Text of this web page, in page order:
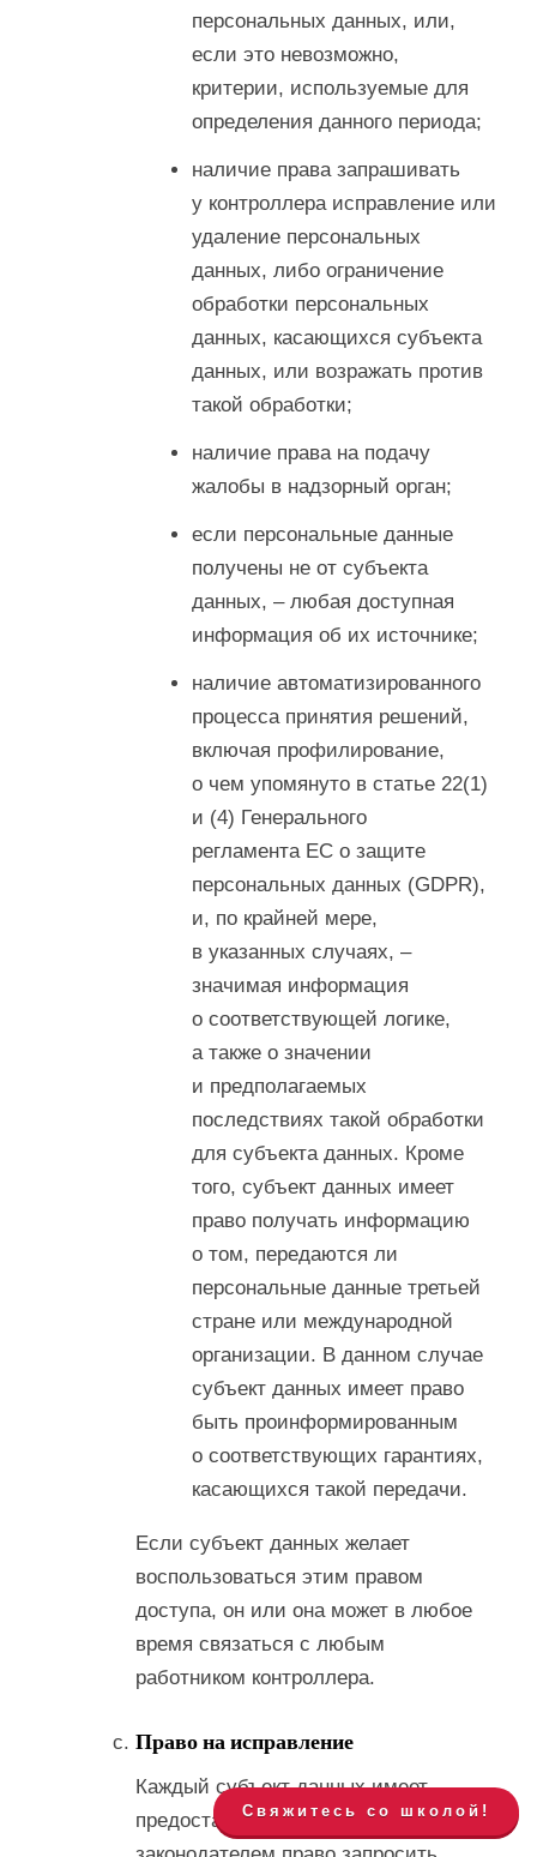
Свяжитесь со школой!
персональных данных, или,
если это невозможно,
критерии, используемые для
определения данного периода;
наличие права запрашивать
у контроллера исправление или
удаление персональных
данных, либо ограничение
обработки персональных
данных, касающихся субъекта
данных, или возражать против
такой обработки;
наличие права на подачу
жалобы в надзорный орган;
если персональные данные
получены не от субъекта
данных, – любая доступная
информация об их источнике;
наличие автоматизированного
процесса принятия решений,
включая профилирование,
о чем упомянуто в статье 22(1)
и (4) Генерального
регламента ЕС о защите
персональных данных (GDPR),
и, по крайней мере,
в указанных случаях, –
значимая информация
о соответствующей логике,
а также о значении
и предполагаемых
последствиях такой обработки
для субъекта данных. Кроме
того, субъект данных имеет
право получать информацию
о том, передаются ли
персональные данные третьей
стране или международной
организации. В данном случае
субъект данных имеет право
быть проинформированным
о соответствующих гарантиях,
касающихся такой передачи.
Если субъект данных желает
воспользоваться этим правом
доступа, он или она может в любое
время связаться с любым
работником контроллера.
Право на исправление
Каждый субъект данных имеет
предоставленное европейским